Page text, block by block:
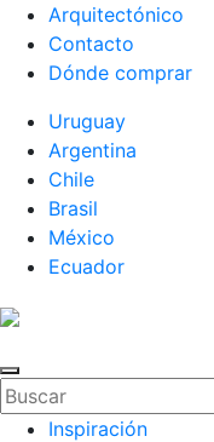
Arquitectónico
Contacto
Dónde comprar
Uruguay
Argentina
Chile
Brasil
México
Ecuador
Inspiración